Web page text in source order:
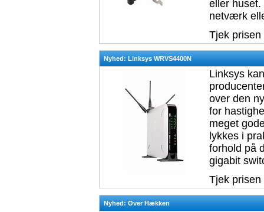
eller
netværk
Tjek
Nyhed: Linksys WRVS4400N
Linksys
over den
for
meget
lykkes i
forhold på
gigabit
Tjek
Nyhed: Over Hækken